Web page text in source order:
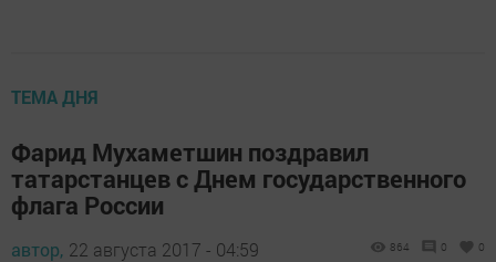
ТЕМА ДНЯ
Фарид Мухаметшин поздравил
татарстанцев с Днем государственного
флага России
автор, 22 августа 2017 - 04:59 864 0 0